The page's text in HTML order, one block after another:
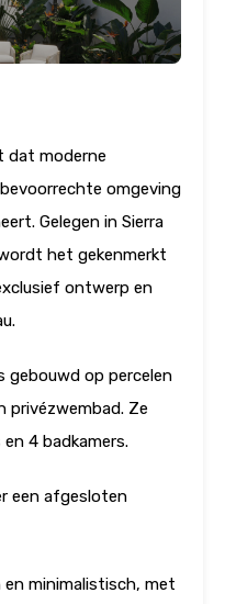
dat moderne
omgeving
Gelegen in Sierra
het gekenmerkt
ontwerp en
gebouwd op percelen
privézwembad. Ze
4 badkamers.
een afgesloten
minimalistisch, met